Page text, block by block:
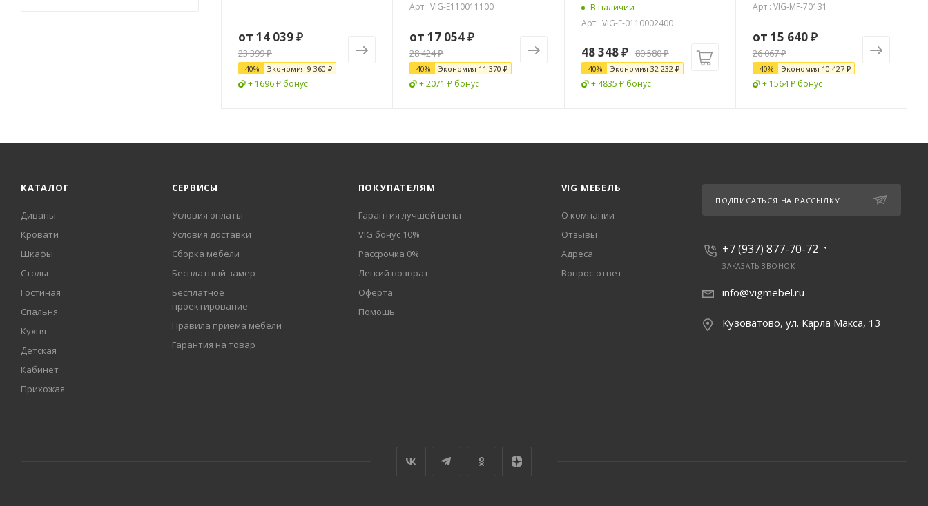
от 14 039 ₽
23 399 ₽
-40% Экономия 9 360 ₽
+ 1696 ₽ бонус
Арт.: VIG-E110011100
от17 054 ₽
28 424 ₽
-40% Экономия 11 370 ₽
+ 2071 ₽ бонус
В наличии
Арт.: VIG-E-0110002400
48 348₽ 80 580₽
-40% Экономия 32 232 ₽
+ 4835 ₽ бонус
Арт.: VIG-MF-70131
от 15 640 ₽
26 067 ₽
-40% Экономия 10 427 ₽
+ 1564 ₽ бонус
КАТАЛОГ
Диваны
Кровати
Шкафы
Столы
Гостиная
Спальня
Кухня
Детская
Кабинет
Прихожая
СЕРВИСЫ
Условия оплаты
Условия доставки
Сборка мебели
Бесплатный замер
Бесплатное
проектирование
Правила приема мебели
Гарантия на товар
ПОКУПАТЕЛЯМ
Гарантия лучшей цены
VIG бонус 10%
Рассрочка 0%
Легкий возврат
Оферта
Помощь
VIG МЕБЕЛЬ
О компании
Отзывы
Адреса
Вопрос-ответ
ПОДПИСАТЬСЯ НА РАССЫЛКУ
+7 (937) 877-70-72
ЗАКАЗАТЬ ЗВОНОК
info@vigmebel.ru
Кузоватово, ул. Карла Макса, 13